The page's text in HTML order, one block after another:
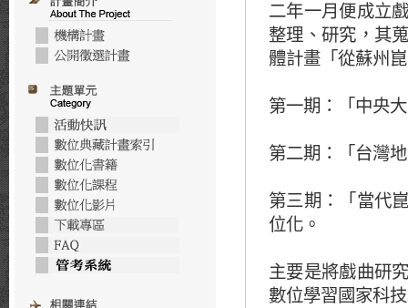
二年一月便成立
整理、研究，其
體計畫「從蘇州
第一期：「中央
第二期：「台灣
第三期：「當代
位化。
主要是將戲曲研
數位學習國家科